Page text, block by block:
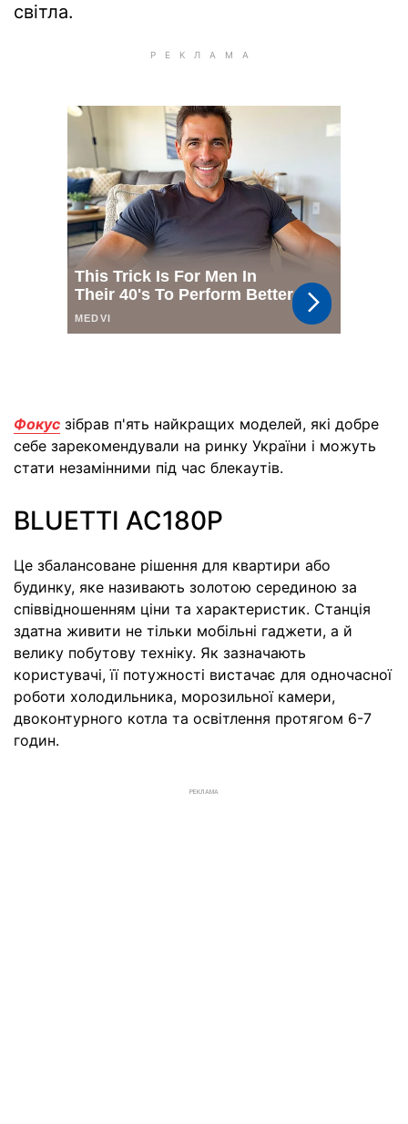
світла.
Фокус зібрав п'ять найкращих моделей, які добре
себе зарекомендували на ринку України і можуть
стати незамінними під час блекаутів.
BLUETTI AC180P
Це збалансоване рішення для квартири або
будинку, яке називають золотою серединою за
співвідношенням ціни та характеристик. Станція
здатна живити не тільки мобільні гаджети, а й
велику побутову техніку. Як зазначають
користувачі, її потужності вистачає для одночасної
роботи холодильника, морозильної камери,
двоконтурного котла та освітлення протягом 6-7
годин.
РЕКЛАМА